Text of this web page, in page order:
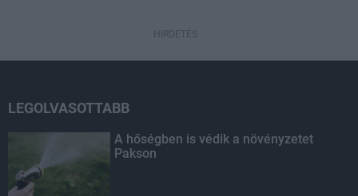
HIRDETÉS
LEGOLVASOTTABB
A hőségben is védik a növényzetet
Pakson